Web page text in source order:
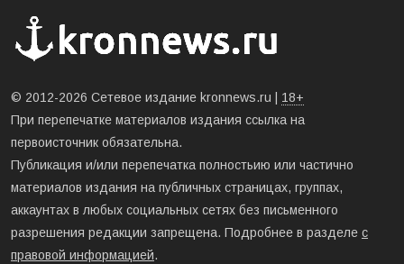
© 2012-2026 Сетевое издание kronnews.ru | 18+
При перепечатке материалов издания ссылка на
первоисточник обязательна.
Публикация и/или перепечатка полностьию или частично
материалов издания на публичных страницах, группах,
аккаунтах в любых социальных сетях без письменного
разрешения редакции запрещена. Подробнее в разделе с
правовой информацией.